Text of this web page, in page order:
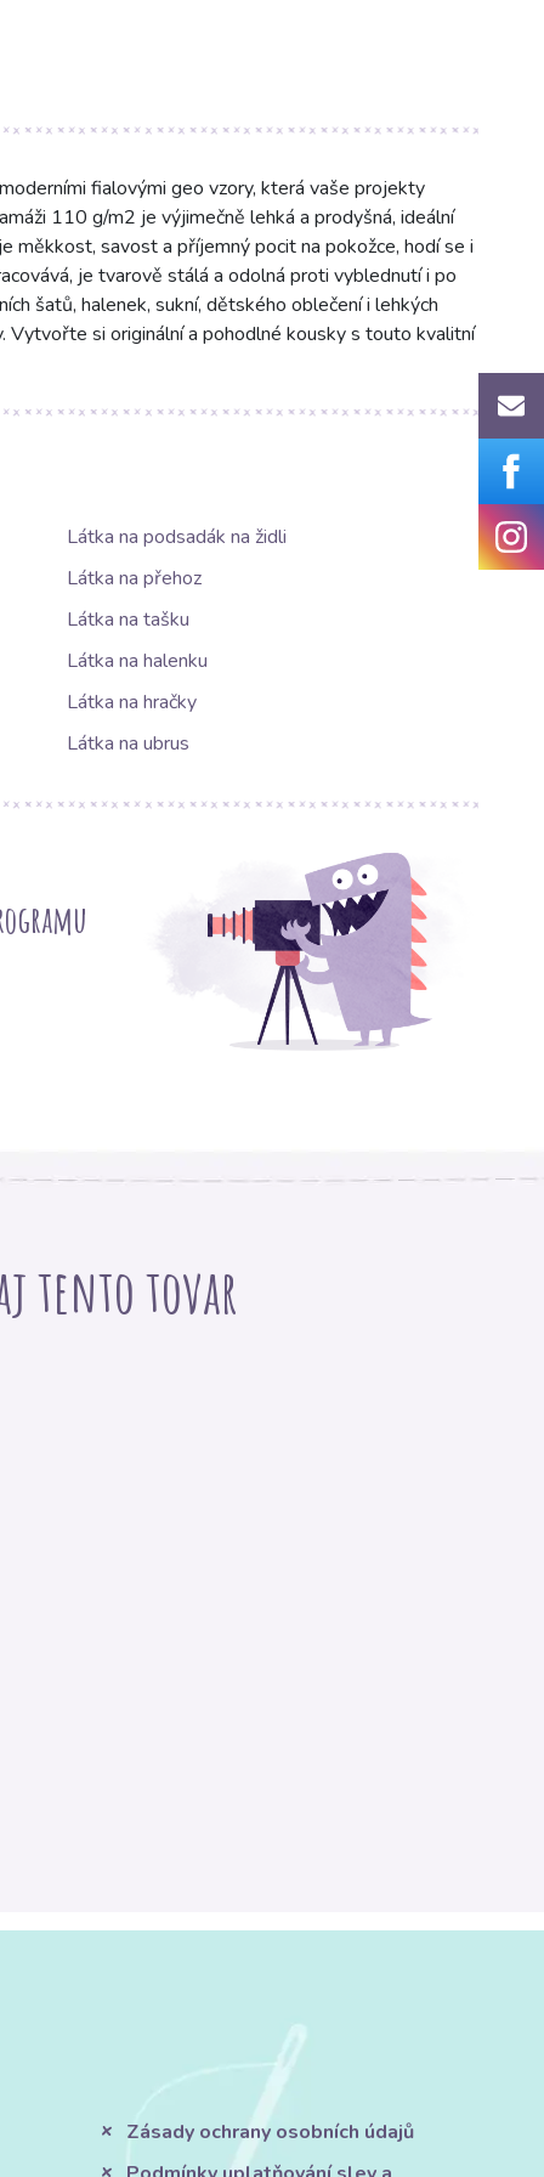
fialovými geo vzory, která vaše projekty
110 g/m2 je výjimečně lehká a prodyšná, ideální
měkkost, savost a příjemný pocit na pokožce, hodí se i
je tvarově stálá a odolná proti vyblednutí i po
šatů, halenek, sukní, dětského oblečení i lehkých
Vytvořte si originální a pohodlné kousky s touto kvalitní
Látka na podsadák na židli
Látka na přehoz
Látka na tašku
Látka na halenku
Látka na hračky
Látka na ubrus
tento tovar
Zásady ochrany osobních údajů